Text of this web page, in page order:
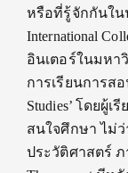
หรือที่รู้จักกันใน
International
อินเตอร์ในมหา
การเรียนการส
Studies’ โดยผู้
สนใจศึกษา ไม่ว่
ประวัติศาสตร์